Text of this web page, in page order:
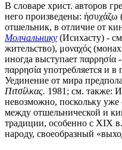
В словаре христ. авторов
него произведены: ἡσυχάζω
отшельник, в отличие от
Молчальнику (Исихасту) -
жительство), μοναχός
иногда выступает
παρρησία употребляется и
Уединение от мира
Πιτσίλκας. 1981; см. также:
невозможно, поскольку
между отшельнической и
традиции, особенно с XIX
народу, своеобразный